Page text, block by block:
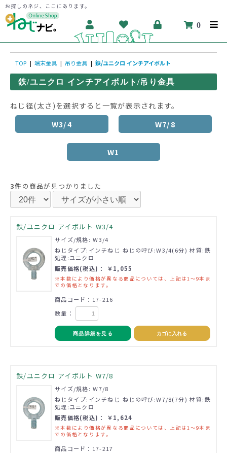
お探しのネジ、ここにあります。
0
TOP | 端末金具 | 吊り金具 | 鉄/ユニクロ インチアイボルト
鉄/ユニクロ インチアイボルト/吊り金具
ねじ径(太さ)を選択すると一覧が表示されます。
W3/4
W7/8
W1
3件の商品が見つかりました
鉄/ユニクロ アイボルト W3/4
サイズ/規格: W3/4
ねじタイプ:インチねじ ねじの呼び:W3/4(6分) 材質:鉄
処理:ユニクロ
販売価格(税込)： ￥1,055
※本数により価格が異なる商品については、上記は1～9本ま
での価格となります。
商品コード：17-216
数量：
商品詳細を見る カゴに入れる
鉄/ユニクロ アイボルト W7/8
サイズ/規格: W7/8
ねじタイプ:インチねじ ねじの呼び:W7/8(7分) 材質:鉄
処理:ユニクロ
販売価格(税込)： ￥1,624
※本数により価格が異なる商品については、上記は1～9本ま
での価格となります。
商品コード：17-217